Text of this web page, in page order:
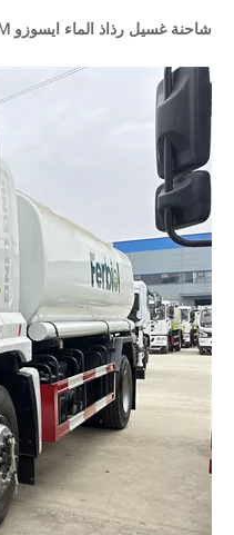
شاحنة غسيل رذاذ الماء ايسوزو 15CBM